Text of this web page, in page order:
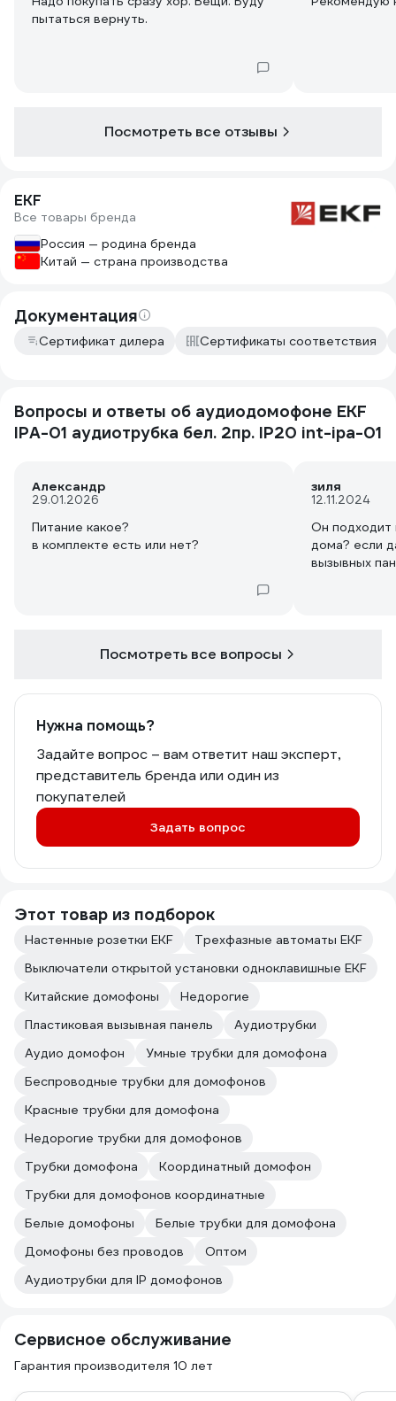
пытаться вернуть.
Посмотреть все отзывы
EKF
Все товары бренда
Россия — родина бренда
Китай — страна производства
Документация
Сертификат дилера Сертификаты соответствия
Вопросы и ответы об аудиодомофоне EKF
IPA-01 аудиотрубка бел. 2пр. IP20 int-ipa-01
Александр
29.01.2026
Питание какое?
в комплекте есть или нет?
зиля
12.11.2024
Он подходит
дома? если
вызывных
Посмотреть все вопросы
Нужна помощь?
Задайте вопрос – вам ответит наш эксперт,
представитель бренда или один из
покупателей
Задать вопрос
Этот товар из подборок
Настенные розетки EKF
Трехфазные автоматы EKF
Выключатели открытой установки одноклавишные EKF
Китайские домофоны
Недорогие
Пластиковая вызывная панель
Аудиотрубки
Аудио домофон
Умные трубки для домофона
Беспроводные трубки для домофонов
Красные трубки для домофона
Недорогие трубки для домофонов
Трубки домофона
Координатный домофон
Трубки для домофонов координатные
Белые домофоны
Белые трубки для домофона
Домофоны без проводов
Оптом
Аудиотрубки для IP домофонов
Сервисное обслуживание
Гарантия производителя 10 лет